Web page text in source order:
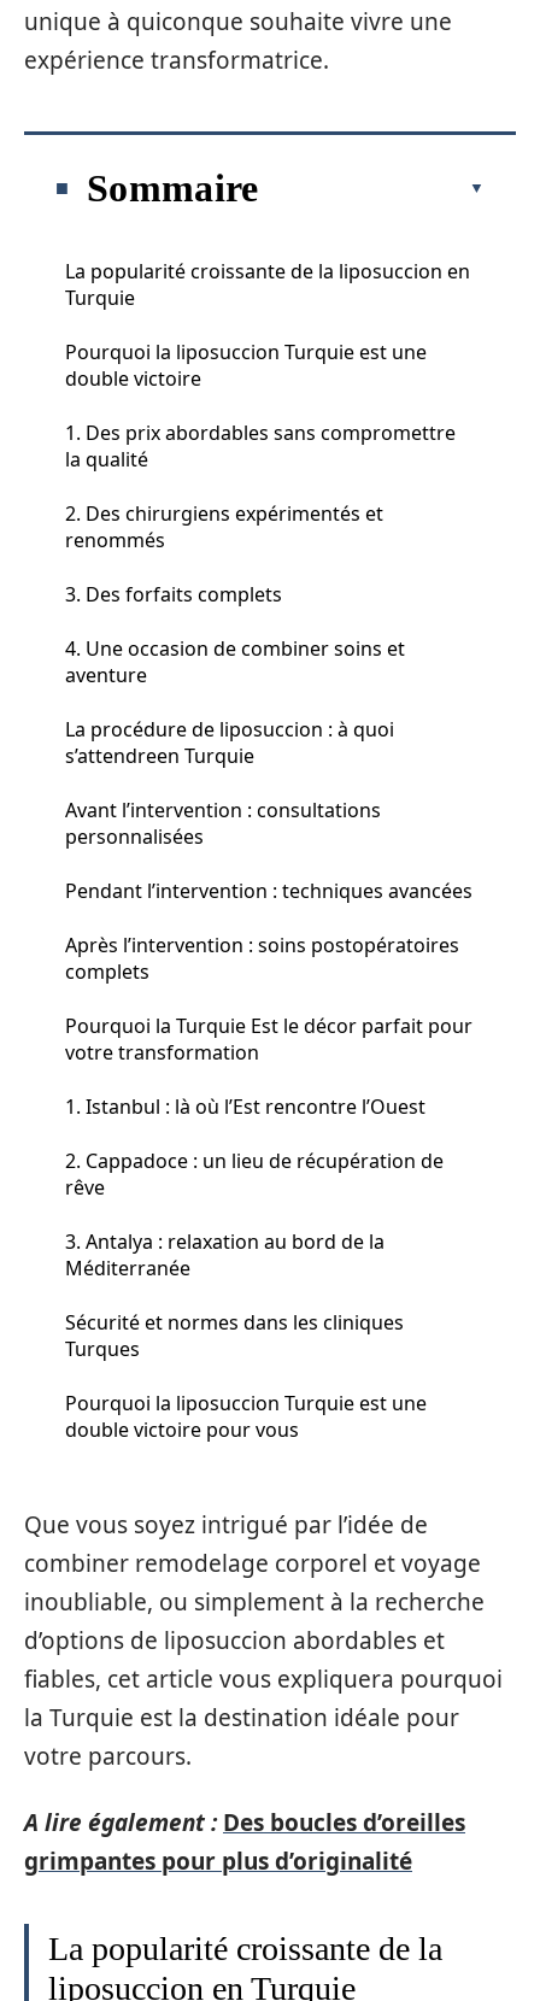
unique à quiconque souhaite vivre une
expérience transformatrice.
Sommaire
La popularité croissante de la liposuccion en
Turquie
Pourquoi la liposuccion Turquie est une
double victoire
1. Des prix abordables sans compromettre
la qualité
2. Des chirurgiens expérimentés et
renommés
3. Des forfaits complets
4. Une occasion de combiner soins et
aventure
La procédure de liposuccion : à quoi
s’attendreen Turquie
Avant l’intervention : consultations
personnalisées
Pendant l’intervention : techniques avancées
Après l’intervention : soins postopératoires
complets
Pourquoi la Turquie Est le décor parfait pour
votre transformation
1. Istanbul : là où l’Est rencontre l’Ouest
2. Cappadoce : un lieu de récupération de
rêve
3. Antalya : relaxation au bord de la
Méditerranée
Sécurité et normes dans les cliniques
Turques
Pourquoi la liposuccion Turquie est une
double victoire pour vous
Que vous soyez intrigué par l’idée de
combiner remodelage corporel et voyage
inoubliable, ou simplement à la recherche
d’options de liposuccion abordables et
fiables, cet article vous expliquera pourquoi
la Turquie est la destination idéale pour
votre parcours.
A lire également : Des boucles d’oreilles
grimpantes pour plus d’originalité
La popularité croissante de la
liposuccion en Turquie